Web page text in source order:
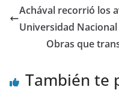
Achával recorrió los
Universidad
Obras que
También te